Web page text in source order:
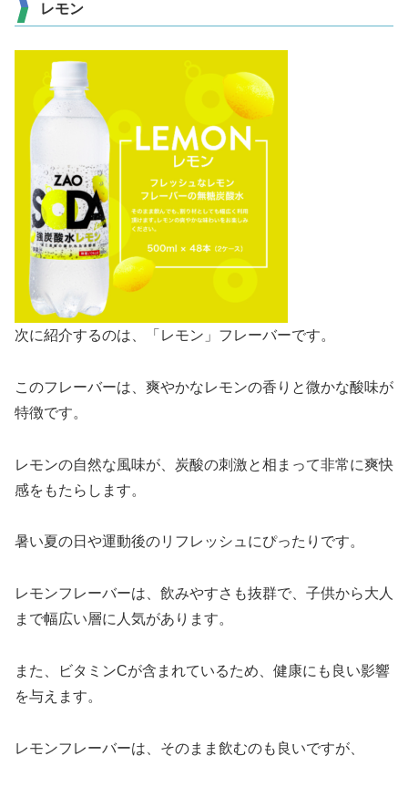
レモン
次に紹介するのは、「レモン」フレーバーです。
このフレーバーは、爽やかなレモンの香りと微かな酸味が
特徴です。
レモンの自然な風味が、炭酸の刺激と相まって非常に爽快
感をもたらします。
暑い夏の日や運動後のリフレッシュにぴったりです。
レモンフレーバーは、飲みやすさも抜群で、子供から大人
まで幅広い層に人気があります。
また、ビタミンCが含まれているため、健康にも良い影響
を与えます。
レモンフレーバーは、そのまま飲むのも良いですが、